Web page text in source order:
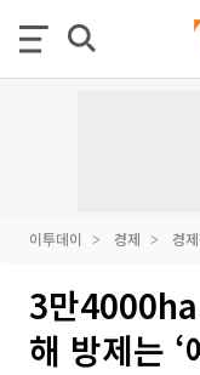
이투데이 경제 경
3만
해 방제는 ‘